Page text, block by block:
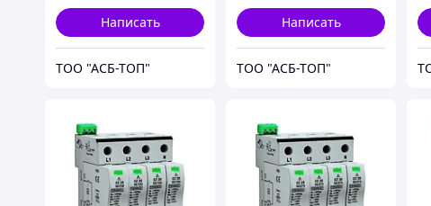
Написать
ТОО "АСБ-ТОП"
Написать
ТОО "АСБ-ТОП"